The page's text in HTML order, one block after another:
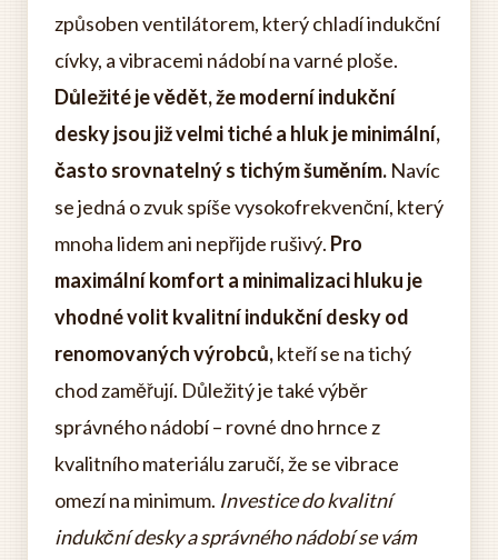
způsoben ventilátorem, který chladí indukční
cívky, a vibracemi nádobí na varné ploše.
Důležité je vědět, že moderní indukční
desky jsou již velmi tiché a hluk je minimální,
často srovnatelný s tichým šuměním. Navíc
se jedná o zvuk spíše vysokofrekvenční, který
mnoha lidem ani nepřijde rušivý. Pro
maximální komfort a minimalizaci hluku je
vhodné volit kvalitní indukční desky od
renomovaných výrobců,kteří se na tichý
chod zaměřují. Důležitý je také výběr
správného nádobí – rovné dno hrnce z
kvalitního materiálu zaručí, že se vibrace
omezí na minimum. Investice do kvalitní
indukční desky a správného nádobí se vám